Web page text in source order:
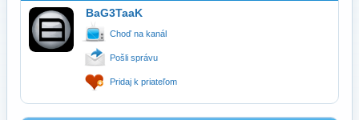
BaG3TaaK
Choď na kanál
Pošli správu
Pridaj k priateľom